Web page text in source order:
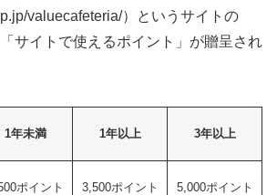
valuecafeteria/）というサイトの
「サイトで使えるポイント」が贈呈され
1年未満 1年以上 3年以上
ポイント 3,500ポイント 5,000ポイント